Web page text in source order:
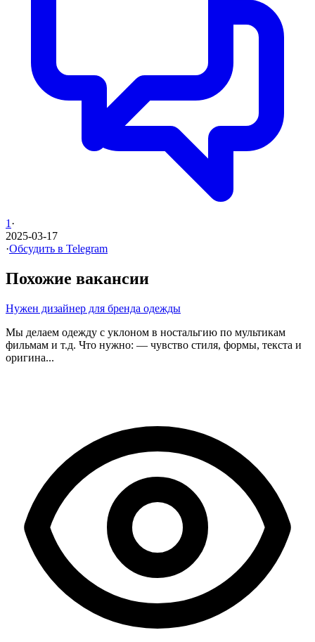
1·
2025-03-17
·Обсудить в Telegram
Похожие вакансии
Нужен дизайнер для бренда одежды
Мы делаем одежду с уклоном в ностальгию по мультикам
фильмам и т.д. Что нужно: — чувство стиля, формы, текста и
оригина...